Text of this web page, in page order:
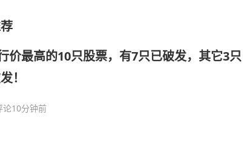
价最高的10只股票，有7只已破发，其它3只
！
论10分钟前